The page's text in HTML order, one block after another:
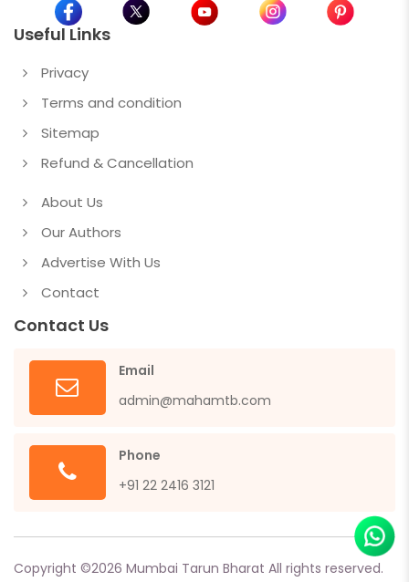
Useful Links
Privacy
Terms and condition
Sitemap
Refund & Cancellation
About Us
Our Authors
Advertise With Us
Contact
Contact Us
Email
admin@mahamtb.com
Phone
+91 22 2416 3121
Copyright ©2026 Mumbai Tarun Bharat All rights reserved.